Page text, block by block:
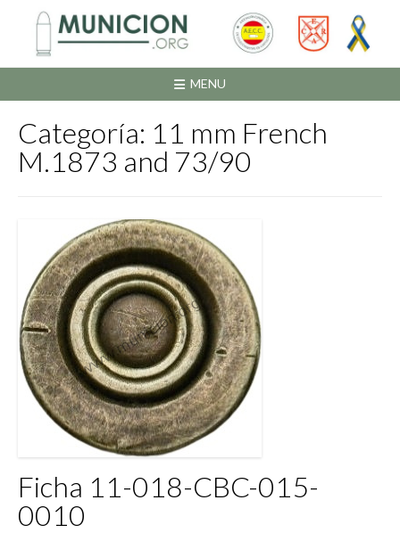
contenido
MENU
Categoría: 11 mm French
M.1873 and 73/90
Ficha 11-018-CBC-015-
0010